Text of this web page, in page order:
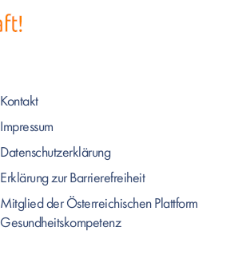
Kontakt
Impressum
Datenschutzerklärung
Erklärung zur Barrierefreiheit
Mitglied der Österreichischen Plattform
Gesundheitskompetenz